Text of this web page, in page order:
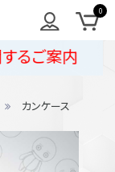
案内
カンケース